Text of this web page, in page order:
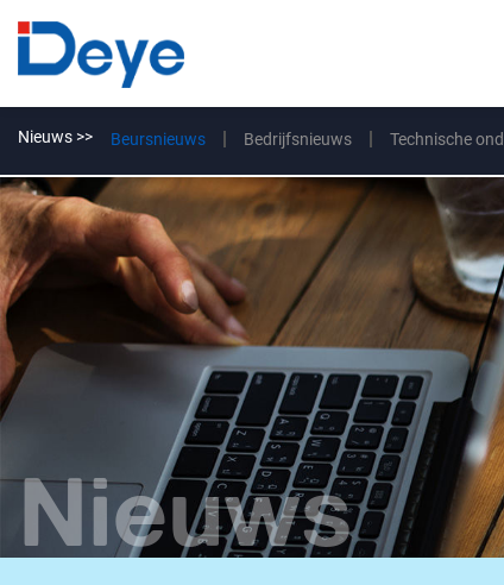
Nieuws >> Beursnieuws Bedrijfsnieuws Technische
Nieuws